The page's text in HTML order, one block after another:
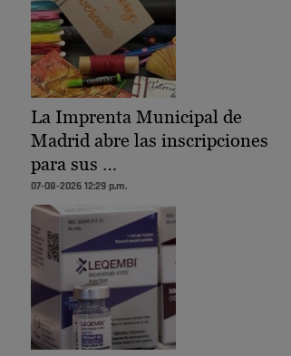
La Imprenta Municipal de
Madrid abre las inscripciones
para sus …
07-08-2026 12:29 p.m.